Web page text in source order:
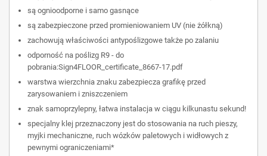
są ognioodporne i samo gasnące
są zabezpieczone przed promieniowaniem UV (nie żółkną)
zachowują właściwości antypoślizgowe także po zalaniu
odporność na poślizg R9 - do
pobrania:Sign4FLOOR_certificate_8667-17.pdf
warstwa wierzchnia znaku zabezpiecza grafikę przed
zarysowaniem i zniszczeniem
znak samoprzylepny, łatwa instalacja w ciągu kilkunastu sekund!
specjalny klej przeznaczony jest do stosowania na ruch pieszy,
myjki mechaniczne, ruch wózków paletowych i widłowych z
pewnymi ograniczeniami*